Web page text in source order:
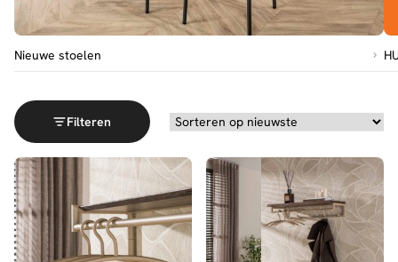
Nieuwe stoelen
Filteren